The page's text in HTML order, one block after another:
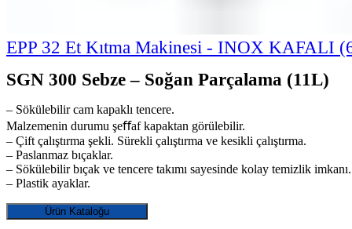
EPP 32 Et Kıtma Makinesi - INOX KAFALI
SGN 300 Sebze – Soğan Parçalama (11L)
– Sökülebilir cam kapaklı tencere.
Malzemenin durumu şeﬀaf kapaktan görülebilir.
– Çift çalıştırma şekli. Sürekli çalıştırma ve kesikli çalıştırma.
– Paslanmaz bıçaklar.
– Sökülebilir bıçak ve tencere takımı sayesinde kolay temizlik imkanı.
– Plastik ayaklar.
Ürün Kataloğu